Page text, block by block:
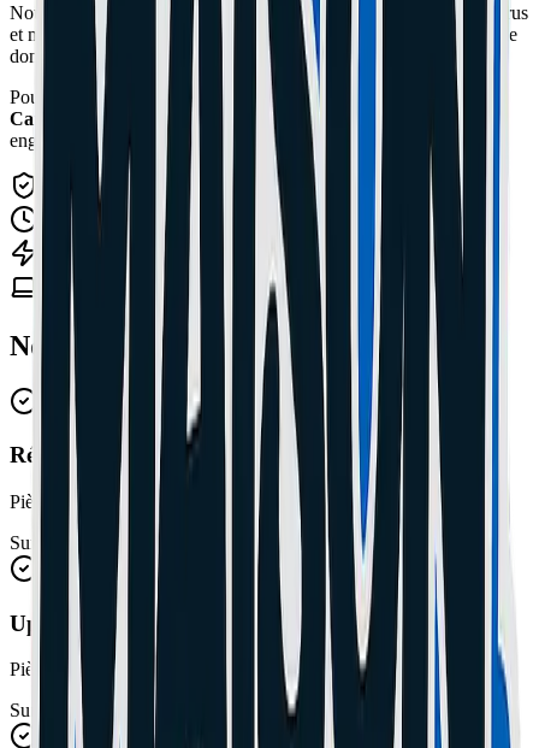
Nous résolvons également vos soucis logiciels : suppression de virus
et malwares, réinstallation de Windows ou macOS, récupération de
données perdues, et configuration de logiciels.
Pour toute
réparation d'ordinateur ou Mac à Cannes et Le
Cannet
, passez nous voir pour un diagnostic gratuit. Nous nous
engageons à vous fournir un devis clair avant toute intervention.
Garantie incluse
Réparation rapide
Devis gratuit
Nos Tarifs & Prestations
Réparation Écrans
Pièces et main d'œuvre incluses
Sur devis
Upgrade SSD/HDD
Pièces et main d'œuvre incluses
Sur devis